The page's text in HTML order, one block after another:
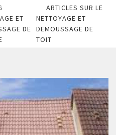
ET
DE
ARTICLES SUR LE
NETTOYAGE ET
DEMOUSSAGE DE
TOIT